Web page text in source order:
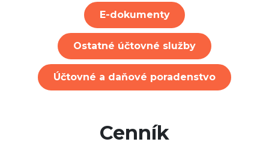
E-dokumenty
Ostatné účtovné služby
Účtovné a daňové poradenstvo
Cenník